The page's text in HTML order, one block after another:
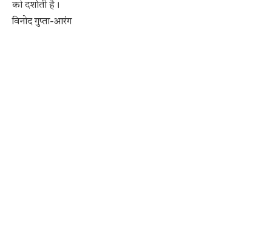
को दर्शाती है।
विनोद गुप्ता-आरंग